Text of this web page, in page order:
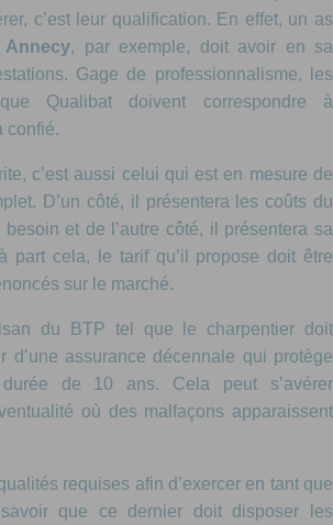
c’est leur qualification. En effet, un as
Annecy, par exemple, doit avoir en sa
Gage de professionnalisme, les
Qualibat doivent correspondre à
confié.
c’est aussi celui qui est en mesure de
D’un côté, il présentera les coûts du
et de l’autre côté, il présentera sa
part cela, le tarif qu’il propose doit être
sur le marché.
du BTP tel que le charpentier doit
d’une assurance décennale qui protège
de 10 ans. Cela peut s’avérer
où des malfaçons apparaissent
requises afin d’exercer en tant que
que ce dernier doit disposer les